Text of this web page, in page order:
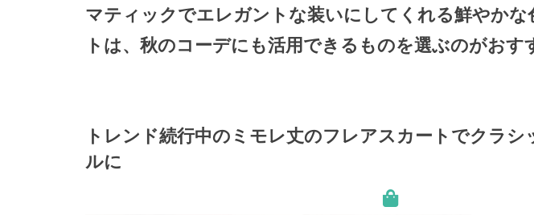
マティックでエレガントな装いにしてくれる鮮やかな
トは、秋のコーデにも活用できるものを選ぶのがおす
トレンド続行中のミモレ丈のフレアスカートでクラシ
ルに